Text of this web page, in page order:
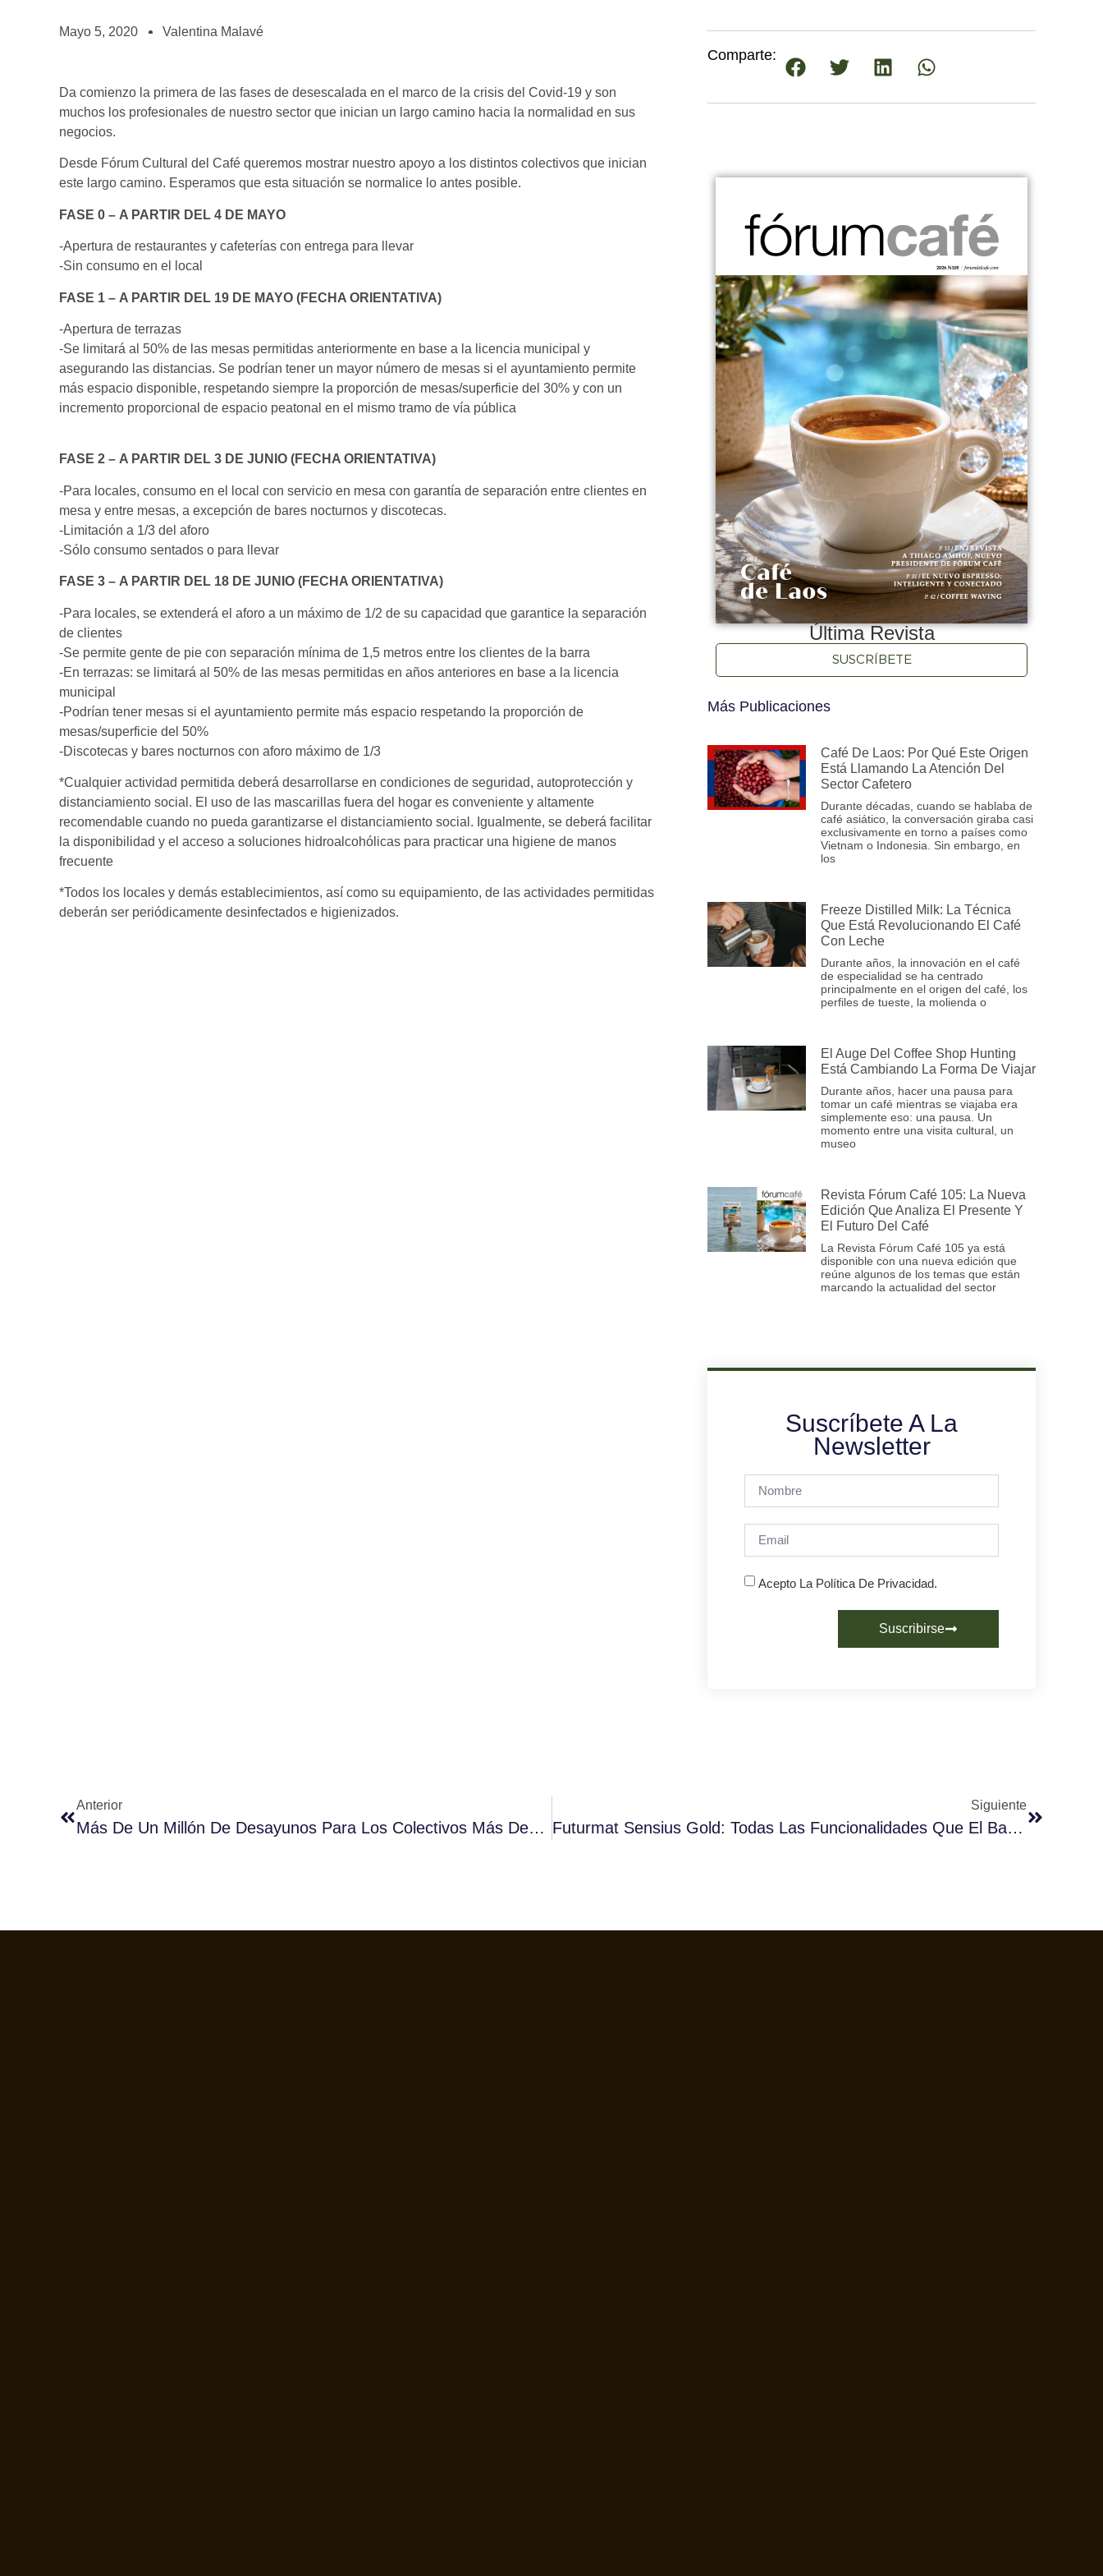
¡te imaginas vivir de tu pasión por el café?
Mayo 5, 2020 Valentina Malavé
Da comienzo la primera de las fases de desescalada en el marco de la crisis del Covid-19 y son
muchos los profesionales de nuestro sector que inician un largo camino hacia la normalidad en sus
negocios.
Desde Fórum Cultural del Café queremos mostrar nuestro apoyo a los distintos colectivos que inician
este largo camino. Esperamos que esta situación se normalice lo antes posible.
FASE 0 – A PARTIR DEL 4 DE MAYO
-Apertura de restaurantes y cafeterías con entrega para llevar
-Sin consumo en el local
FASE 1 – A PARTIR DEL 19 DE MAYO (FECHA ORIENTATIVA)
-Apertura de terrazas
-Se limitará al 50% de las mesas permitidas anteriormente en base a la licencia municipal y
asegurando las distancias. Se podrían tener un mayor número de mesas si el ayuntamiento permite
más espacio disponible, respetando siempre la proporción de mesas/superficie del 30% y con un
incremento proporcional de espacio peatonal en el mismo tramo de vía pública
FASE 2 – A PARTIR DEL 3 DE JUNIO (FECHA ORIENTATIVA)
-Para locales, consumo en el local con servicio en mesa con garantía de separación entre clientes en
mesa y entre mesas, a excepción de bares nocturnos y discotecas.
-Limitación a 1/3 del aforo
-Sólo consumo sentados o para llevar
FASE 3 – A PARTIR DEL 18 DE JUNIO (FECHA ORIENTATIVA)
-Para locales, se extenderá el aforo a un máximo de 1/2 de su capacidad que garantice la separación
de clientes
-Se permite gente de pie con separación mínima de 1,5 metros entre los clientes de la barra
-En terrazas: se limitará al 50% de las mesas permitidas en años anteriores en base a la licencia
municipal
-Podrían tener mesas si el ayuntamiento permite más espacio respetando la proporción de
mesas/superficie del 50%
-Discotecas y bares nocturnos con aforo máximo de 1/3
*Cualquier actividad permitida deberá desarrollarse en condiciones de seguridad, autoprotección y
distanciamiento social. El uso de las mascarillas fuera del hogar es conveniente y altamente
recomendable cuando no pueda garantizarse el distanciamiento social. Igualmente, se deberá facilitar
la disponibilidad y el acceso a soluciones hidroalcohólicas para practicar una higiene de manos
frecuente
*Todos los locales y demás establecimientos, así como su equipamiento, de las actividades permitidas
deberán ser periódicamente desinfectados e higienizados.
Comparte:
Última Revista
SUSCRÍBETE
Más Publicaciones
Café De Laos: Por Qué Este Origen
Está Llamando La Atención Del
Sector Cafetero
Durante décadas, cuando se hablaba de
café asiático, la conversación giraba casi
exclusivamente en torno a países como
Vietnam o Indonesia. Sin embargo, en
los
Freeze Distilled Milk: La Técnica
Que Está Revolucionando El Café
Con Leche
Durante años, la innovación en el café
de especialidad se ha centrado
principalmente en el origen del café, los
perfiles de tueste, la molienda o
El Auge Del Coffee Shop Hunting
Está Cambiando La Forma De Viajar
Durante años, hacer una pausa para
tomar un café mientras se viajaba era
simplemente eso: una pausa. Un
momento entre una visita cultural, un
museo
Revista Fórum Café 105: La Nueva
Edición Que Analiza El Presente Y
El Futuro Del Café
La Revista Fórum Café 105 ya está
disponible con una nueva edición que
reúne algunos de los temas que están
marcando la actualidad del sector
Suscríbete A La
Newsletter
Acepto La Política De Privacidad.
Suscribirse
Anterior
Más De Un Millón De Desayunos Para Los Colectivos Más Desfavorecidos Por La Crisis Del Covid-19
Siguiente
Futurmat Sensius Gold: Todas Las Funcionalidades Que El Barista Necesita Gestionadas A Través De Su Display Táctil De 4,7”